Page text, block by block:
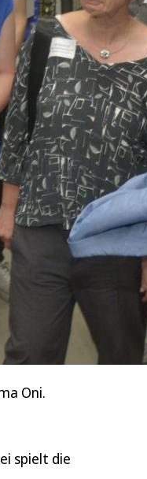
Oni.
spielt die